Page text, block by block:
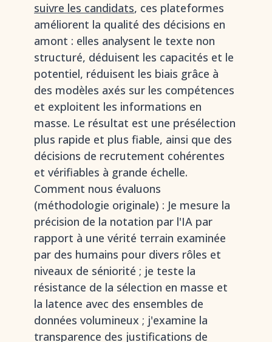
suivre les candidats, ces plateformes
améliorent la qualité des décisions en
amont : elles analysent le texte non
structuré, déduisent les capacités et le
potentiel, réduisent les biais grâce à
des modèles axés sur les compétences
et exploitent les informations en
masse. Le résultat est une présélection
plus rapide et plus fiable, ainsi que des
décisions de recrutement cohérentes
et vérifiables à grande échelle.
Comment nous évaluons
(méthodologie originale) : Je mesure la
précision de la notation par l'IA par
rapport à une vérité terrain examinée
par des humains pour divers rôles et
niveaux de séniorité ; je teste la
résistance de la sélection en masse et
la latence avec des ensembles de
données volumineux ; j'examine la
transparence des justifications de